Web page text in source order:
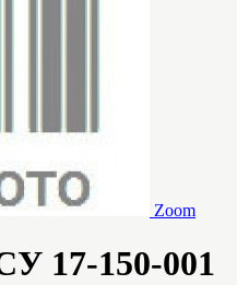
Zoom
17-150-001